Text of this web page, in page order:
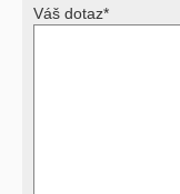
Výsledky vyšetření
Váš dotaz*